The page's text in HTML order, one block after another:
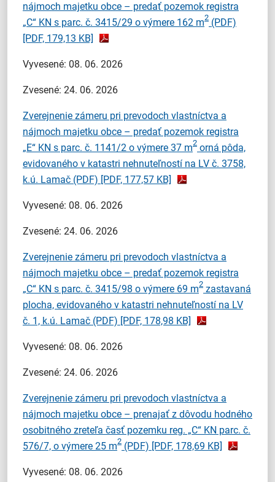
nájmoch majetku obce – predať pozemok registra
„C“ KN s parc. č. 3415/29 o výmere 162 m2 (PDF)
[PDF, 179,13 KB]
Vyvesené: 08. 06. 2026
Zvesené: 24. 06. 2026
Zverejnenie zámeru pri prevodoch vlastníctva a
nájmoch majetku obce – predať pozemok registra
„E“ KN s parc. č. 1141/2 o výmere 37 m2 orná pôda,
evidovaného v katastri nehnuteľností na LV č. 3758,
k.ú. Lamač (PDF) [PDF, 177,57 KB]
Vyvesené: 08. 06. 2026
Zvesené: 24. 06. 2026
Zverejnenie zámeru pri prevodoch vlastníctva a
nájmoch majetku obce – predať pozemok registra
„C“ KN s parc. č. 3415/98 o výmere 69 m2 zastavaná
plocha, evidovaného v katastri nehnuteľností na LV
č. 1, k.ú. Lamač (PDF) [PDF, 178,98 KB]
Vyvesené: 08. 06. 2026
Zvesené: 24. 06. 2026
Zverejnenie zámeru pri prevodoch vlastníctva a
nájmoch majetku obce – prenajať z dôvodu hodného
osobitného zreteľa časť pozemku reg. „C“ KN parc. č.
576/7, o výmere 25 m2 (PDF) [PDF, 178,69 KB]
Vyvesené: 08. 06. 2026